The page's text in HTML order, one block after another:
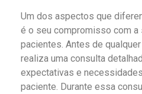
Um dos aspectos que
é o seu compromisso com a
pacientes. Antes de
realiza uma consulta
expectativas e
paciente. Durante essa